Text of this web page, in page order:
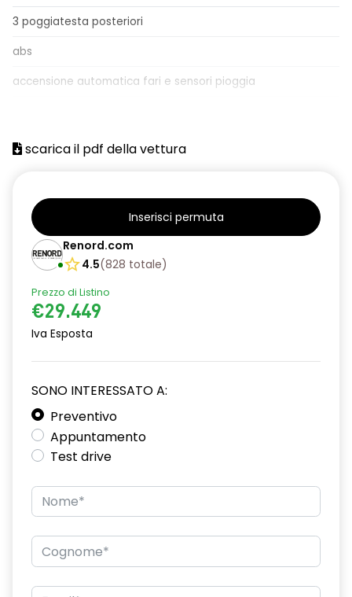
3 poggiatesta posteriori
abs
accensione automatica fari e sensori pioggia
Aggiornamento del sistema, incluso per 5 anni
airbag laterali anteriori e posteriori
alzacristalli anteriori elettrici e impulsionali
alzacristalli posteriori elettrici impulsionali
assistenza alla frenata d'emergenza
attacco isofix
Chiamata di emergenza E-CALL
climatizzatore automatico
controllo elettronico della stabilità incl. assistente partenza
in salita e controllo oscillazioni
design cerchi in lega da 18'' diamantati gravity
scarica il pdf della vettura
Inserisci permuta
Renord.com
4.5(828 totale)
Prezzo di Listino
€29.449
Iva Esposta
SONO INTERESSATO A:
Preventivo
Appuntamento
Test drive